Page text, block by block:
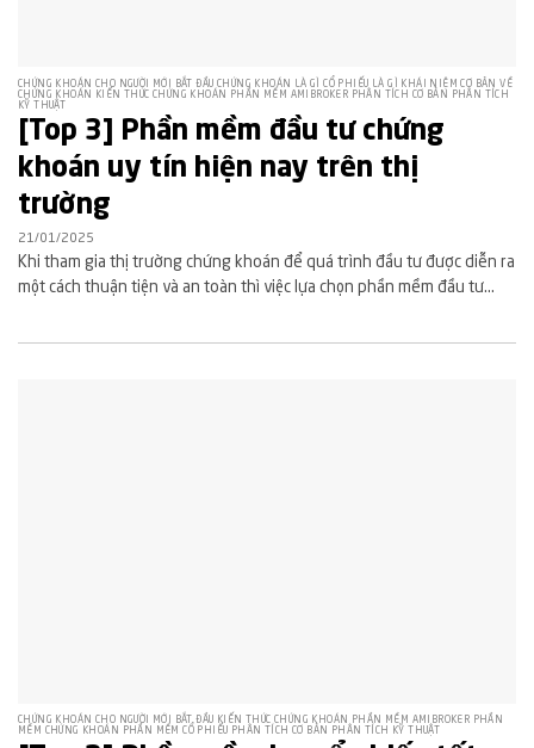
CHỨNG KHOÁN CHO NGƯỜI MỚI BẮT ĐẦU CHỨNG KHOÁN LÀ GÌ CỔ PHIẾU LÀ GÌ KHÁI NIỆM CƠ BẢN VỀ
CHỨNG KHOÁN KIẾN THỨC CHỨNG KHOÁN PHẦN MỀM AMIBROKER PHÂN TÍCH CƠ BẢN PHÂN TÍCH
KỸ THUẬT
[Top 3] Phần mềm đầu tư chứng
khoán uy tín hiện nay trên thị
trường
21/01/2025
Khi tham gia thị trường chứng khoán để quá trình đầu tư được diễn ra
một cách thuận tiện và an toàn thì việc lựa chọn phần mềm đầu tư...
CHỨNG KHOÁN CHO NGƯỜI MỚI BẮT ĐẦU KIẾN THỨC CHỨNG KHOÁN PHẦN MỀM AMIBROKER PHẦN
MỀM CHỨNG KHOÁN PHẦN MỀM CỔ PHIẾU PHÂN TÍCH CƠ BẢN PHÂN TÍCH KỸ THUẬT